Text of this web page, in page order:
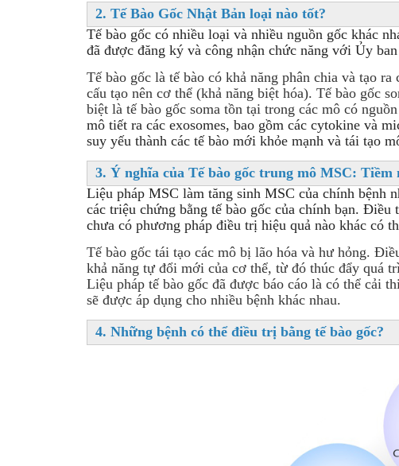
2. Tế Bào Gốc Nhật Bản loại nào tốt?
Tế bào gốc có nhiều loại và nhiều nguồn gốc khác
đã được đăng ký và công nhận chức năng với Ủy
Tế bào gốc là tế bào có khả năng phân chia và tạo
cấu tạo nên cơ thể (khả năng biệt hóa). Tế bào gốc
biệt là tế bào gốc soma tồn tại trong các mô có
mô tiết ra các exosomes, bao gồm các cytokine và
suy yếu thành các tế bào mới khỏe mạnh và tái tạo
3. Ý nghĩa của Tế bào gốc trung mô MSC: Tiềm
Liệu pháp MSC làm tăng sinh MSC của chính bệnh
các triệu chứng bằng tế bào gốc của chính bạn.
chưa có phương pháp điều trị hiệu quả nào khác có
Tế bào gốc tái tạocác mô bị lão hóa và hư hỏng.
khả năng tự đổi mới của cơ thể, từ đó thúc đẩy quá
Liệu pháp tế bào gốc đã được báo cáo là có thể cải
sẽ được áp dụng cho nhiều bệnh khác nhau.
4. Những bệnh có thể điều trị bằng tế bào gốc?